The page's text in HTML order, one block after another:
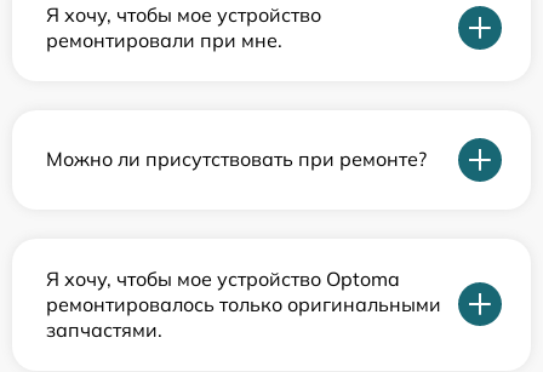
Я хочу, чтобы мое устройство
ремонтировали при мне.
Можно ли присутствовать при ремонте?
Я хочу, чтобы мое устройство Optoma
ремонтировалось только оригинальными
запчастями.